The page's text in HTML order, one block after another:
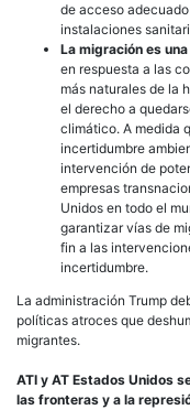
de acceso
instalaciones
La migración es
en respuesta a las
más naturales de la
el derecho a
climático. A medida
incertidumbre
intervención de
empresas
Unidos en todo el
garantizar vías de
fin a las
incertidumbre.
La administración Trump
políticas atroces que
migrantes.
ATI y AT Estados Unidos
las fronteras y a la